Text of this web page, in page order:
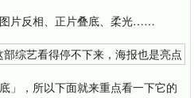
片反相、正片叠底、柔光……
」，所以下面就来重点看一下它的